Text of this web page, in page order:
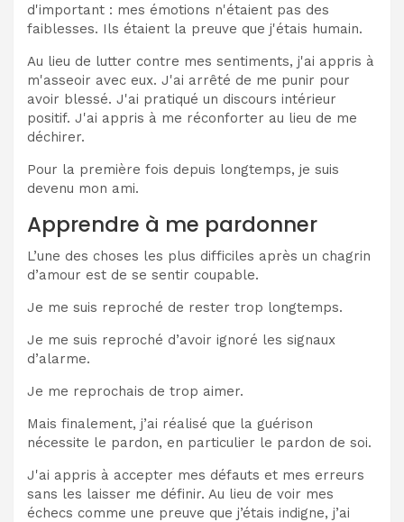
d'important : mes émotions n'étaient pas des
faiblesses. Ils étaient la preuve que j'étais humain.
Au lieu de lutter contre mes sentiments, j'ai appris à
m'asseoir avec eux. J'ai arrêté de me punir pour
avoir blessé. J'ai pratiqué un discours intérieur
positif. J'ai appris à me réconforter au lieu de me
déchirer.
Pour la première fois depuis longtemps, je suis
devenu mon ami.
Apprendre à me pardonner
L’une des choses les plus difficiles après un chagrin
d’amour est de se sentir coupable.
Je me suis reproché de rester trop longtemps.
Je me suis reproché d’avoir ignoré les signaux
d’alarme.
Je me reprochais de trop aimer.
Mais finalement, j’ai réalisé que la guérison
nécessite le pardon, en particulier le pardon de soi.
J'ai appris à accepter mes défauts et mes erreurs
sans les laisser me définir. Au lieu de voir mes
échecs comme une preuve que j’étais indigne, j’ai